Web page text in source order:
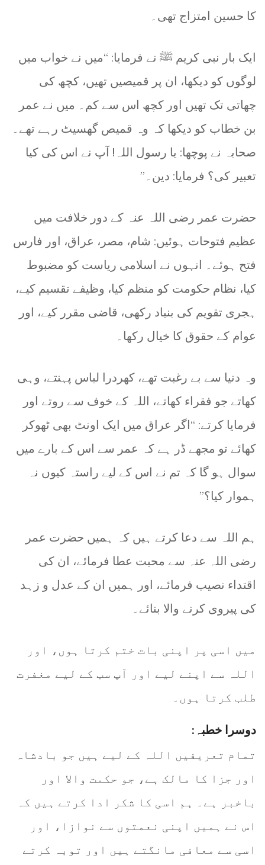
کا حسین امتزاج تھی۔
ایک بار نبی کریم ﷺ نے فرمایا: “میں نے خواب میں
لوگوں کو دیکھا، ان پر قمیصیں تھیں، کچھ کی
چھاتی تک تھیں اور کچھ اس سے کم۔ میں نے عمر
بن خطاب کو دیکھا کہ وہ قمیص گھسیٹ رہے تھے۔
صحابہ نے پوچھا: یا رسول اللہ! آپ نے اس کی کیا
تعبیر کی؟ فرمایا: دین۔”
حضرت عمر رضی اللہ عنہ کے دور خلافت میں
عظیم فتوحات ہوئیں: شام، مصر، عراق، اور فارس
فتح ہوئے۔ انہوں نے اسلامی ریاست کو مضبوط
کیا، نظام حکومت کو منظم کیا، وظیفے تقسیم کیے،
ہجری تقویم کی بنیاد رکھی، قاضی مقرر کیے، اور
عوام کے حقوق کا خیال رکھا۔
وہ دنیا سے بے رغبت تھے، کھردرا لباس پہنتے، وہی
کھاتے جو فقراء کھاتے، اللہ کے خوف سے روتے اور
فرمایا کرتے: “اگر عراق میں ایک اونٹ بھی ٹھوکر
کھائے تو مجھے ڈر ہے کہ عمر سے اس کے بارے میں
سوال ہو گا کہ تم نے اس کے لیے راستہ کیوں نہ
ہموار کیا؟”
ہم اللہ سے دعا کرتے ہیں کہ ہمیں حضرت عمر
رضی اللہ عنہ سے محبت عطا فرمائے، ان کی
اقتداء نصیب فرمائے، اور ہمیں ان کے عدل و زہد
کی پیروی کرنے والا بنائے۔
میں اسی پر اپنی بات ختم کرتا ہوں، اور
اللہ سے اپنے لیے اور آپ سب کے لیے مغفرت
طلب کرتا ہوں۔
دوسرا خطبہ:
تمام تعریفیں اللہ کے لیے ہیں جو بادشاہ
اور جزا کا مالک ہے، جو حکمت والا اور
باخبر ہے۔ ہم اسی کا شکر ادا کرتے ہیں کہ
اس نے ہمیں اپنی نعمتوں سے نوازا، اور
اسی سے معافی مانگتے ہیں اور توبہ کرتے